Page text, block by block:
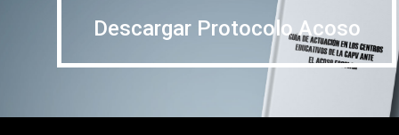
Descargar Protocolo Acoso